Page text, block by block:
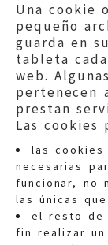
Una cookie
pequeño
guarda en
tableta
web.
pertenecen
prestan
Las cookies
las cookies
necesarias
funcionar, no
las únicas
el resto de
fin realizar